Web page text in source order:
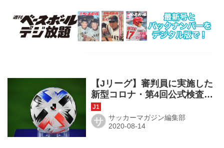
【Jリーグ】審判員に実施した
新型コロナ・第4回公式検査の
結果発表。陽性数はゼロ
サ サッカーマガジン編集部